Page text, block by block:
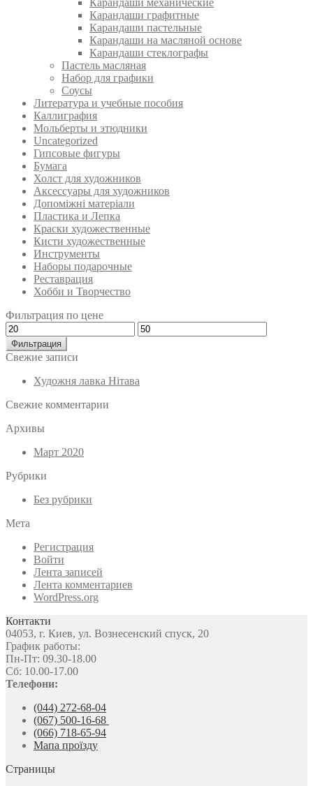
Карандаши механические
Карандаши графитные
Карандаши пастельные
Карандаши на масляной основе
Карандаши стеклографы
Пастель масляная
Набор для графики
Соусы
Литература и учебные пособия
Каллиграфия
Мольберты и этюдники
Uncategorized
Гипсовые фигуры
Бумага
Холст для художников
Аксессуары для художников
Допоміжні матеріали
Пластика и Лепка
Краски художественные
Кисти художественные
Инструменты
Наборы подарочные
Реставрация
Хобби и Творчество
Фильтрация по цене
Минимальная
цена
Максимальная
цена
Фильтрация
Свежие записи
Художня лавка Нітава
Свежие комментарии
Архивы
Март 2020
Рубрики
Без рубрики
Мета
Регистрация
Войти
Лента записей
Лента комментариев
WordPress.org
Контакти
04053, г. Киев, ул. Вознесенский спуск, 20
График работы:
Пн-Пт: 09.30-18.00
Сб: 10.00-17.00
Телефони:
(044) 272-68-04
(067) 500-16-68
(066) 718-65-94
Мапа проїзду
Страницы